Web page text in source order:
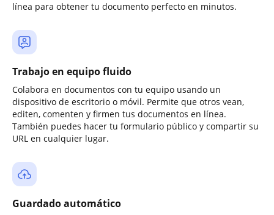
línea para obtener tu documento perfecto en minutos.
Trabajo en equipo fluido
Colabora en documentos con tu equipo usando un
dispositivo de escritorio o móvil. Permite que otros vean,
editen, comenten y firmen tus documentos en línea.
También puedes hacer tu formulario público y compartir su
URL en cualquier lugar.
Guardado automático